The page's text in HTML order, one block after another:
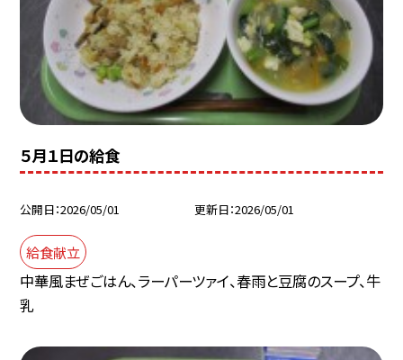
５月１日の給食
公開日 2026/05/01 更新日 2026/05/01
給食献立
中華風まぜごはん、ラーパーツァイ、春雨と豆腐のスープ、牛
乳